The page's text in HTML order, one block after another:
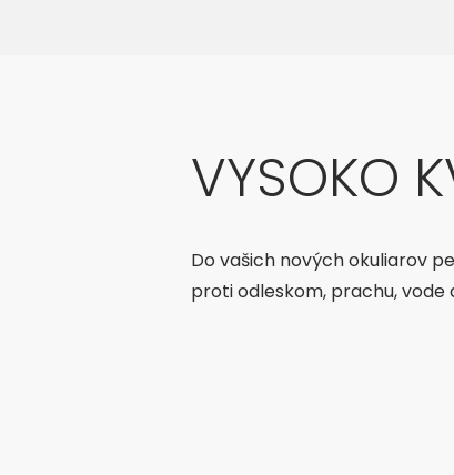
VYSOKO
Do vašich nových okuliarov
proti odleskom, prachu, vode